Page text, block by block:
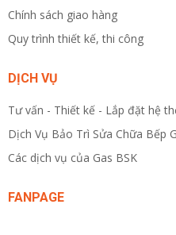
Chính sách giao hàng
Quy trình thiết kế, thi công
DỊCH VỤ
Tư vấn - Thiết kế - Lắp đặt hệ
Dịch Vụ Bảo Trì Sửa Chữa Bếp
Các dịch vụ của Gas BSK
FANPAGE